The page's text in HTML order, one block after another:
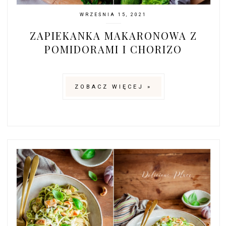
WRZEŚNIA 15, 2021
ZAPIEKANKA MAKARONOWA Z
POMIDORAMI I CHORIZO
ZOBACZ WIĘCEJ »